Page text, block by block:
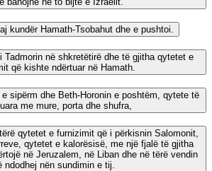
kundër Hamath-Tsobahut dhe e pushtoi.
Tadmorin në shkretëtirë dhe të gjitha qytetet e
që kishte ndërtuar në Hamath.
e sipërm dhe Beth-Horonin e poshtëm, qytete të
me mure, porta dhe shufra,
qytetet e furnizimit që i përkisnin Salomonit,
qytetet e kalorësisë, me një fjalë të gjitha
në Jeruzalem, në Liban dhe në tërë vendin
ndodhej nën sundimin e tij.